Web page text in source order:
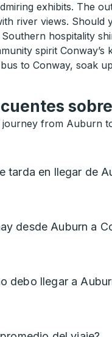
exhibits. The
river views.
hospitality
spirit
to Conway, soak
from Auburn
tarda en llegar de
desde Auburn a
debo llegar a